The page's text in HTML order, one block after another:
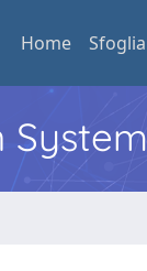
Home Sfoglia
System